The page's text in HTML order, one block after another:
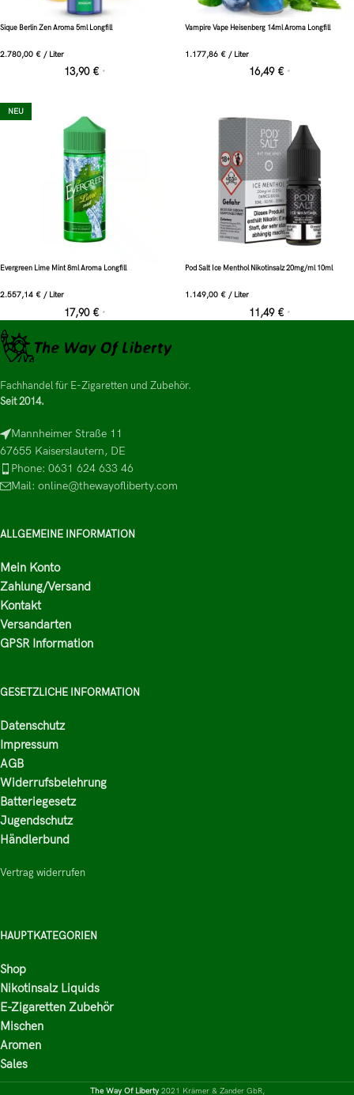
Sique Berlin Zen Aroma 5ml Longfill
2.780,00 € / Liter
13,90 € *
Vampire Vape Heisenberg 14ml Aroma Longfill
1.177,86 € / Liter
16,49 € *
NEU
Evergreen Lime Mint 8ml Aroma Longfill
2.557,14 € / Liter
17,90 € *
Pod Salt Ice Menthol Nikotinsalz 20mg/ml 10ml
1.149,00 € / Liter
11,49 € *
Fachhandel für E-Zigaretten und Zubehör.
Seit 2014.
Mannheimer Straße 11
67655 Kaiserslautern, DE
Phone: 0631 624 633 46
Mail: online@thewayofliberty.com
ALLGEMEINE INFORMATION
Mein Konto
Zahlung/Versand
Kontakt
Versandarten
GPSR Information
GESETZLICHE INFORMATION
Datenschutz
Impressum
AGB
Widerrufsbelehrung
Batteriegesetz
Jugendschutz
Händlerbund
Vertrag widerrufen
HAUPTKATEGORIEN
Shop
Nikotinsalz Liquids
E-Zigaretten Zubehör
Mischen
Aromen
Sales
The Way Of Liberty 2021 Krämer & Zander GbR,